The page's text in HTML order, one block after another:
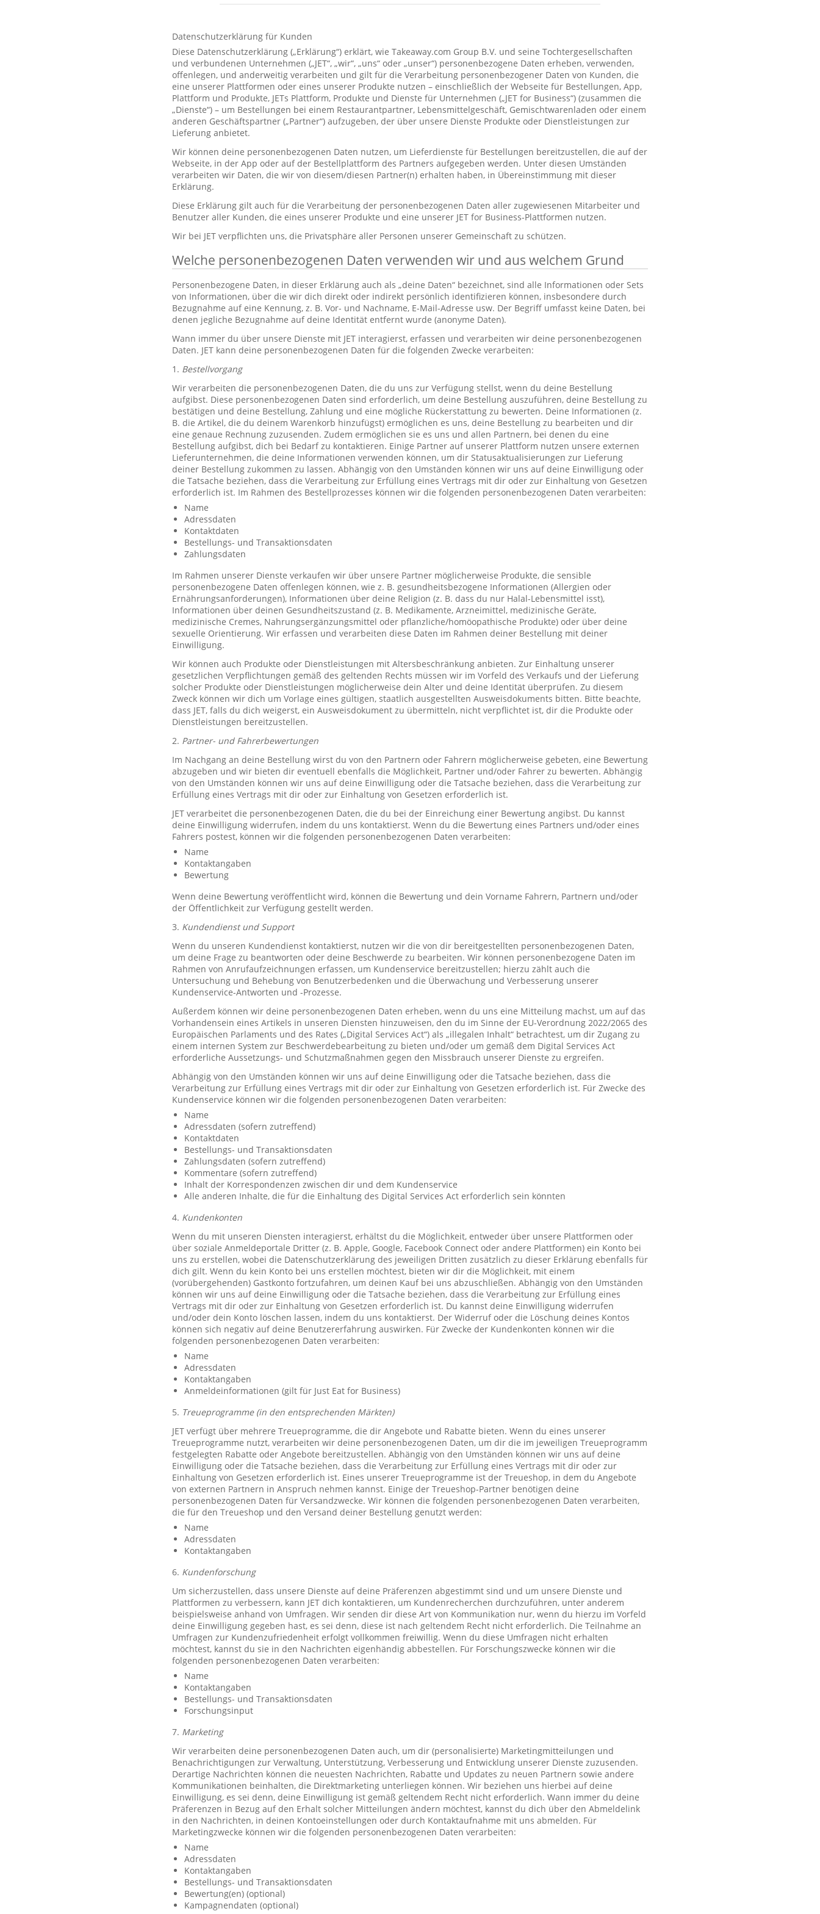
Datenschutzerklärung für Kunden
Diese Datenschutzerklärung („Erklärung“) erklärt, wie Takeaway.com Group B.V. und seine Tochtergesellschaften
und verbundenen Unternehmen („JET“, „wir“, „uns“ oder „unser“) personenbezogene Daten erheben, verwenden,
offenlegen, und anderweitig verarbeiten und gilt für die Verarbeitung personenbezogener Daten von Kunden, die
eine unserer Plattformen oder eines unserer Produkte nutzen – einschließlich der Webseite für Bestellungen, App,
Plattform und Produkte, JETs Plattform, Produkte und Dienste für Unternehmen („JET for Business“) (zusammen die
„Dienste“) – um Bestellungen bei einem Restaurantpartner, Lebensmittelgeschäft, Gemischtwarenladen oder einem
anderen Geschäftspartner („Partner“) aufzugeben, der über unsere Dienste Produkte oder Dienstleistungen zur
Lieferung anbietet.
Wir können deine personenbezogenen Daten nutzen, um Lieferdienste für Bestellungen bereitzustellen, die auf der
Webseite, in der App oder auf der Bestellplattform des Partners aufgegeben werden. Unter diesen Umständen
verarbeiten wir Daten, die wir von diesem/diesen Partner(n) erhalten haben, in Übereinstimmung mit dieser
Erklärung.
Diese Erklärung gilt auch für die Verarbeitung der personenbezogenen Daten aller zugewiesenen Mitarbeiter und
Benutzer aller Kunden, die eines unserer Produkte und eine unserer JET for Business-Plattformen nutzen.
Wir bei JET verpflichten uns, die Privatsphäre aller Personen unserer Gemeinschaft zu schützen.
Welche personenbezogenen Daten verwenden wir und aus welchem Grund
Personenbezogene Daten, in dieser Erklärung auch als „deine Daten“ bezeichnet, sind alle Informationen oder Sets
von Informationen, über die wir dich direkt oder indirekt persönlich identifizieren können, insbesondere durch
Bezugnahme auf eine Kennung, z. B. Vor- und Nachname, E-Mail-Adresse usw. Der Begriff umfasst keine Daten, bei
denen jegliche Bezugnahme auf deine Identität entfernt wurde (anonyme Daten).
Wann immer du über unsere Dienste mit JET interagierst, erfassen und verarbeiten wir deine personenbezogenen
Daten. JET kann deine personenbezogenen Daten für die folgenden Zwecke verarbeiten:
1. Bestellvorgang
Wir verarbeiten die personenbezogenen Daten, die du uns zur Verfügung stellst, wenn du deine Bestellung
aufgibst. Diese personenbezogenen Daten sind erforderlich, um deine Bestellung auszuführen, deine Bestellung zu
bestätigen und deine Bestellung, Zahlung und eine mögliche Rückerstattung zu bewerten. Deine Informationen (z.
B. die Artikel, die du deinem Warenkorb hinzufügst) ermöglichen es uns, deine Bestellung zu bearbeiten und dir
eine genaue Rechnung zuzusenden. Zudem ermöglichen sie es uns und allen Partnern, bei denen du eine
Bestellung aufgibst, dich bei Bedarf zu kontaktieren. Einige Partner auf unserer Plattform nutzen unsere externen
Lieferunternehmen, die deine Informationen verwenden können, um dir Statusaktualisierungen zur Lieferung
deiner Bestellung zukommen zu lassen. Abhängig von den Umständen können wir uns auf deine Einwilligung oder
die Tatsache beziehen, dass die Verarbeitung zur Erfüllung eines Vertrags mit dir oder zur Einhaltung von Gesetzen
erforderlich ist. Im Rahmen des Bestellprozesses können wir die folgenden personenbezogenen Daten verarbeiten:
Name
Adressdaten
Kontaktdaten
Bestellungs- und Transaktionsdaten
Zahlungsdaten
Im Rahmen unserer Dienste verkaufen wir über unsere Partner möglicherweise Produkte, die sensible
personenbezogene Daten offenlegen können, wie z. B. gesundheitsbezogene Informationen (Allergien oder
Ernährungsanforderungen), Informationen über deine Religion (z. B. dass du nur Halal-Lebensmittel isst),
Informationen über deinen Gesundheitszustand (z. B. Medikamente, Arzneimittel, medizinische Geräte,
medizinische Cremes, Nahrungsergänzungsmittel oder pflanzliche/homöopathische Produkte) oder über deine
sexuelle Orientierung. Wir erfassen und verarbeiten diese Daten im Rahmen deiner Bestellung mit deiner
Einwilligung.
Wir können auch Produkte oder Dienstleistungen mit Altersbeschränkung anbieten. Zur Einhaltung unserer
gesetzlichen Verpflichtungen gemäß des geltenden Rechts müssen wir im Vorfeld des Verkaufs und der Lieferung
solcher Produkte oder Dienstleistungen möglicherweise dein Alter und deine Identität überprüfen. Zu diesem
Zweck können wir dich um Vorlage eines gültigen, staatlich ausgestellten Ausweisdokuments bitten. Bitte beachte,
dass JET, falls du dich weigerst, ein Ausweisdokument zu übermitteln, nicht verpflichtet ist, dir die Produkte oder
Dienstleistungen bereitzustellen.
2. Partner- und Fahrerbewertungen
Im Nachgang an deine Bestellung wirst du von den Partnern oder Fahrern möglicherweise gebeten, eine Bewertung
abzugeben und wir bieten dir eventuell ebenfalls die Möglichkeit, Partner und/oder Fahrer zu bewerten. Abhängig
von den Umständen können wir uns auf deine Einwilligung oder die Tatsache beziehen, dass die Verarbeitung zur
Erfüllung eines Vertrags mit dir oder zur Einhaltung von Gesetzen erforderlich ist.
JET verarbeitet die personenbezogenen Daten, die du bei der Einreichung einer Bewertung angibst. Du kannst
deine Einwilligung widerrufen, indem du uns kontaktierst. Wenn du die Bewertung eines Partners und/oder eines
Fahrers postest, können wir die folgenden personenbezogenen Daten verarbeiten:
Name
Kontaktangaben
Bewertung
Wenn deine Bewertung veröffentlicht wird, können die Bewertung und dein Vorname Fahrern, Partnern und/oder
der Öffentlichkeit zur Verfügung gestellt werden.
3. Kundendienst und Support
Wenn du unseren Kundendienst kontaktierst, nutzen wir die von dir bereitgestellten personenbezogenen Daten,
um deine Frage zu beantworten oder deine Beschwerde zu bearbeiten. Wir können personenbezogene Daten im
Rahmen von Anrufaufzeichnungen erfassen, um Kundenservice bereitzustellen; hierzu zählt auch die
Untersuchung und Behebung von Benutzerbedenken und die Überwachung und Verbesserung unserer
Kundenservice-Antworten und -Prozesse.
Außerdem können wir deine personenbezogenen Daten erheben, wenn du uns eine Mitteilung machst, um auf das
Vorhandensein eines Artikels in unseren Diensten hinzuweisen, den du im Sinne der EU-Verordnung 2022/2065 des
Europäischen Parlaments und des Rates („Digital Services Act“) als „illegalen Inhalt“ betrachtest, um dir Zugang zu
einem internen System zur Beschwerdebearbeitung zu bieten und/oder um gemäß dem Digital Services Act
erforderliche Aussetzungs- und Schutzmaßnahmen gegen den Missbrauch unserer Dienste zu ergreifen.
Abhängig von den Umständen können wir uns auf deine Einwilligung oder die Tatsache beziehen, dass die
Verarbeitung zur Erfüllung eines Vertrags mit dir oder zur Einhaltung von Gesetzen erforderlich ist. Für Zwecke des
Kundenservice können wir die folgenden personenbezogenen Daten verarbeiten:
Name
Adressdaten (sofern zutreffend)
Kontaktdaten
Bestellungs- und Transaktionsdaten
Zahlungsdaten (sofern zutreffend)
Kommentare (sofern zutreffend)
Inhalt der Korrespondenzen zwischen dir und dem Kundenservice
Alle anderen Inhalte, die für die Einhaltung des Digital Services Act erforderlich sein könnten
4. Kundenkonten
Wenn du mit unseren Diensten interagierst, erhältst du die Möglichkeit, entweder über unsere Plattformen oder
über soziale Anmeldeportale Dritter (z. B. Apple, Google, Facebook Connect oder andere Plattformen) ein Konto bei
uns zu erstellen, wobei die Datenschutzerklärung des jeweiligen Dritten zusätzlich zu dieser Erklärung ebenfalls für
dich gilt. Wenn du kein Konto bei uns erstellen möchtest, bieten wir dir die Möglichkeit, mit einem
(vorübergehenden) Gastkonto fortzufahren, um deinen Kauf bei uns abzuschließen. Abhängig von den Umständen
können wir uns auf deine Einwilligung oder die Tatsache beziehen, dass die Verarbeitung zur Erfüllung eines
Vertrags mit dir oder zur Einhaltung von Gesetzen erforderlich ist. Du kannst deine Einwilligung widerrufen
und/oder dein Konto löschen lassen, indem du uns kontaktierst. Der Widerruf oder die Löschung deines Kontos
können sich negativ auf deine Benutzererfahrung auswirken. Für Zwecke der Kundenkonten können wir die
folgenden personenbezogenen Daten verarbeiten:
Name
Adressdaten
Kontaktangaben
Anmeldeinformationen (gilt für Just Eat for Business)
5. Treueprogramme (in den entsprechenden Märkten)
JET verfügt über mehrere Treueprogramme, die dir Angebote und Rabatte bieten. Wenn du eines unserer
Treueprogramme nutzt, verarbeiten wir deine personenbezogenen Daten, um dir die im jeweiligen Treueprogramm
festgelegten Rabatte oder Angebote bereitzustellen. Abhängig von den Umständen können wir uns auf deine
Einwilligung oder die Tatsache beziehen, dass die Verarbeitung zur Erfüllung eines Vertrags mit dir oder zur
Einhaltung von Gesetzen erforderlich ist. Eines unserer Treueprogramme ist der Treueshop, in dem du Angebote
von externen Partnern in Anspruch nehmen kannst. Einige der Treueshop-Partner benötigen deine
personenbezogenen Daten für Versandzwecke. Wir können die folgenden personenbezogenen Daten verarbeiten,
die für den Treueshop und den Versand deiner Bestellung genutzt werden:
Name
Adressdaten
Kontaktangaben
6. Kundenforschung
Um sicherzustellen, dass unsere Dienste auf deine Präferenzen abgestimmt sind und um unsere Dienste und
Plattformen zu verbessern, kann JET dich kontaktieren, um Kundenrecherchen durchzuführen, unter anderem
beispielsweise anhand von Umfragen. Wir senden dir diese Art von Kommunikation nur, wenn du hierzu im Vorfeld
deine Einwilligung gegeben hast, es sei denn, diese ist nach geltendem Recht nicht erforderlich. Die Teilnahme an
Umfragen zur Kundenzufriedenheit erfolgt vollkommen freiwillig. Wenn du diese Umfragen nicht erhalten
möchtest, kannst du sie in den Nachrichten eigenhändig abbestellen. Für Forschungszwecke können wir die
folgenden personenbezogenen Daten verarbeiten:
Name
Kontaktangaben
Bestellungs- und Transaktionsdaten
Forschungsinput
7. Marketing
Wir verarbeiten deine personenbezogenen Daten auch, um dir (personalisierte) Marketingmitteilungen und
Benachrichtigungen zur Verwaltung, Unterstützung, Verbesserung und Entwicklung unserer Dienste zuzusenden.
Derartige Nachrichten können die neuesten Nachrichten, Rabatte und Updates zu neuen Partnern sowie andere
Kommunikationen beinhalten, die Direktmarketing unterliegen können. Wir beziehen uns hierbei auf deine
Einwilligung, es sei denn, deine Einwilligung ist gemäß geltendem Recht nicht erforderlich. Wann immer du deine
Präferenzen in Bezug auf den Erhalt solcher Mitteilungen ändern möchtest, kannst du dich über den Abmeldelink
in den Nachrichten, in deinen Kontoeinstellungen oder durch Kontaktaufnahme mit uns abmelden. Für
Marketingzwecke können wir die folgenden personenbezogenen Daten verarbeiten:
Name
Adressdaten
Kontaktangaben
Bestellungs- und Transaktionsdaten
Bewertung(en) (optional)
Kampagnendaten (optional)